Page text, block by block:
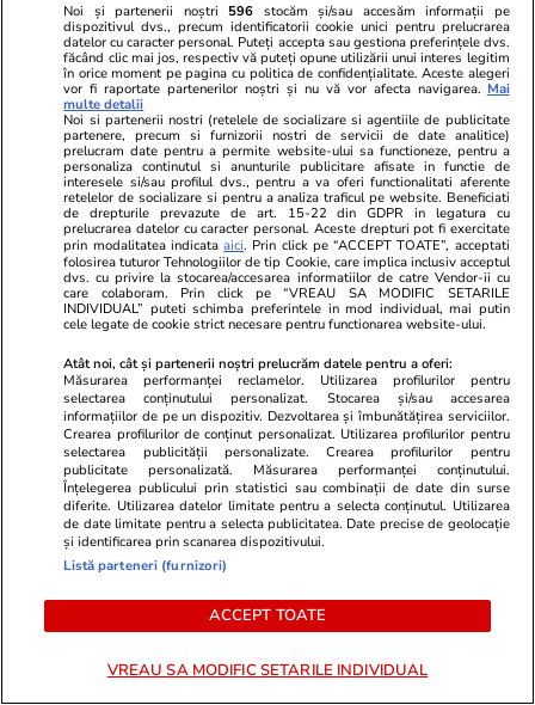
Elle.ro
O mai ții minte pe Janine Sârbu?
Cum arată și cu ce se ocupă acum
unul dintre cele mai apreciate
modele din anii 90. A fost
decorată recent de Ministerul
Culturii din Franța. Foto
Unica.ro
Mirabela
aflat
de Apel
MONDEN
Noi și partenerii noștri 596 stocăm și/sau accesăm informații pe
dispozitivul dvs., precum identificatorii cookie unici pentru prelucrarea
datelor cu caracter personal. Puteți accepta sau gestiona preferințele dvs.
făcând clic mai jos, respectiv vă puteți opune utilizării unui interes legitim
în orice moment pe pagina cu politica de confidențialitate. Aceste alegeri
vor fi raportate partenerilor noștri și nu vă vor afecta navigarea. Mai
multe detalii
Noi si partenerii nostri (retelele de socializare si agentiile de publicitate
partenere, precum si furnizorii nostri de servicii de date analitice)
prelucram date pentru a permite website-ului sa functioneze, pentru a
personaliza continutul si anunturile publicitare afisate in functie de
interesele si/sau profilul dvs., pentru a va oferi functionalitati aferente
retelelor de socializare si pentru a analiza traficul pe website. Beneficiati
de drepturile prevazute de art. 15-22 din GDPR in legatura cu
prelucrarea datelor cu caracter personal. Aceste drepturi pot fi exercitate
prin modalitatea indicataaici. Prin click pe “ACCEPT TOATE”, acceptati
folosirea tuturor Tehnologiilor de tip Cookie, care implica inclusiv acceptul
dvs. cu privire la stocarea/accesarea informatiilor de catre Vendor-ii cu
care colaboram. Prin click pe “VREAU SA MODIFIC SETARILE
INDIVIDUAL” puteti schimba preferintele in mod individual, mai putin
cele legate de cookie strict necesare pentru functionarea website-ului.
Atât noi, cât și partenerii noștri prelucrăm datele pentru a oferi:
Măsurarea performanței reclamelor. Utilizarea profilurilor pentru
selectarea conținutului personalizat. Stocarea și/sau accesarea
informațiilor de pe un dispozitiv. Dezvoltarea și îmbunătățirea serviciilor.
Crearea profilurilor de conținut personalizat. Utilizarea profilurilor pentru
selectarea publicității personalizate. Crearea profilurilor pentru
publicitate personalizată. Măsurarea performanței conținutului.
Înțelegerea publicului prin statistici sau combinații de date din surse
diferite. Utilizarea datelor limitate pentru a selecta conținutul. Utilizarea
de date limitate pentru a selecta publicitatea. Date precise de geolocație
și identificarea prin scanarea dispozitivului.
Listă parteneri (furnizori)
ACCEPT TOATE
VREAU SA MODIFIC SETARILE INDIVIDUAL